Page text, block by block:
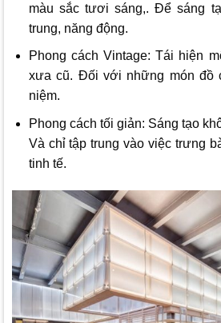
màu sắc tươi sáng,. Để sáng
trung, năng động.
Phong cách Vintage: Tái hiện
xưa cũ. Đối với những món đồ
niệm.
Phong cách tối giản: Sáng tạo
Và chỉ tập trung vào việc trưng
tinh tế.